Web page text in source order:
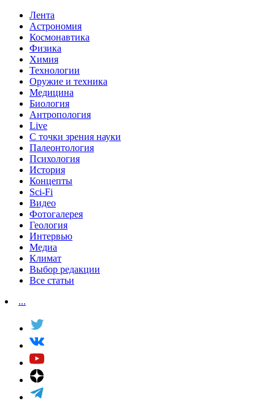
Лента
Астрономия
Космонавтика
Физика
Химия
Технологии
Оружие и техника
Медицина
Биология
Антропология
Live
С точки зрения науки
Палеонтология
Психология
История
Концепты
Sci-Fi
Видео
Фотогалерея
Геология
Интервью
Медиа
Климат
Выбор редакции
Все статьи
...